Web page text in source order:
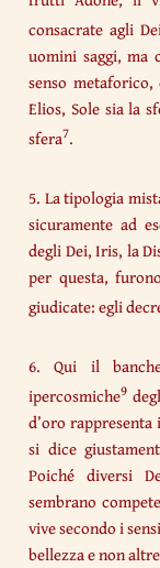
consacrate agli
uomini saggi, ma
senso
Elios, Sole sia la
sfera7.
5. La tipologia
sicuramente ad
degli Dei, Iris, la
per questa,
giudicate: egli
6. Qui il
ipercosmiche9
d’oro
si dice
Poiché diversi
sembrano
vive secondo i
bellezza e non